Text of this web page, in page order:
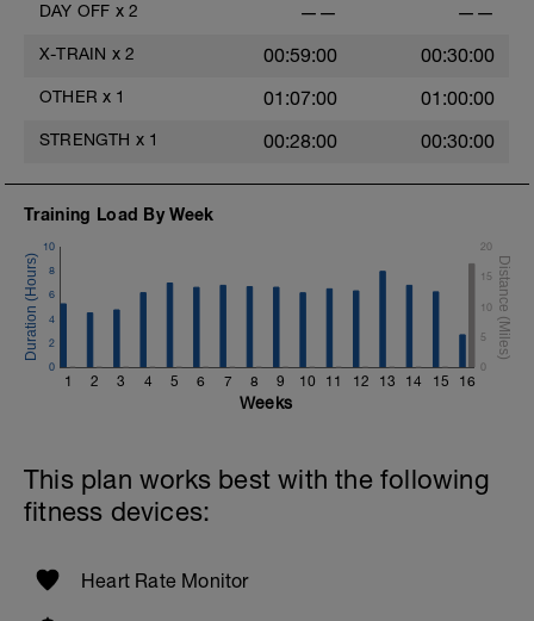
Massagepistole.
Empfehlung:
- APP -> Triathlete App -> Stretches
DAY OFF x 2 —— ——
X-TRAIN x 2 00:59:00 00:30:00
OTHER x 1 01:07:00 01:00:00
STRENGTH x 1 00:28:00 00:30:00
Training Load By Week
1 2 3 4 5 6 7 8 9 10 11 12 13 14 15 16
0
2
4
6
8
10
0
5
10
15
20
Weeks
This plan works best with the following
fitness devices:
Heart Rate Monitor